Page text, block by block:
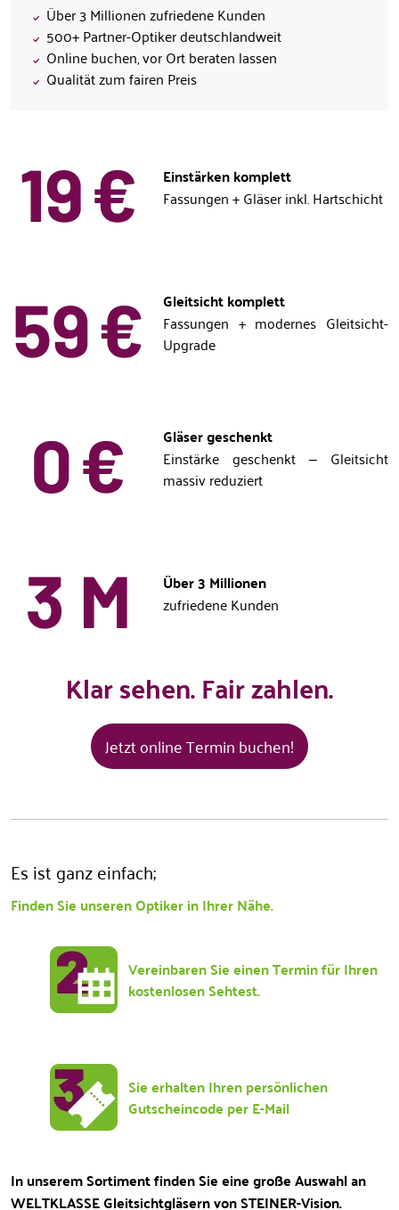
Über 3 Millionen zufriedene Kunden
500+ Partner-Optiker deutschlandweit
Online buchen, vor Ort beraten lassen
Qualität zum fairen Preis
Einstärken komplett
Fassungen + Gläser inkl. Hartschicht
Gleitsicht komplett
Fassungen + modernes Gleitsicht-
Upgrade
Gläser geschenkt
Einstärke geschenkt – Gleitsicht
massiv reduziert
Über 3 Millionen
zufriedene Kunden
Klar sehen. Fair zahlen.
Jetzt online Termin buchen!
Es ist ganz einfach;
Finden Sie unseren Optiker in Ihrer Nähe.
Vereinbaren Sie einen Termin für Ihren
kostenlosen Sehtest.
Sie erhalten Ihren persönlichen
Gutscheincode per E-Mail
In unserem Sortiment finden Sie eine große Auswahl an
WELTKLASSE Gleitsichtgläsern von STEINER-Vision.